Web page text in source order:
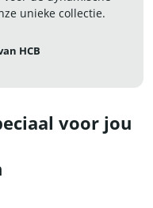
unieke collectie.
HCB
voor jou